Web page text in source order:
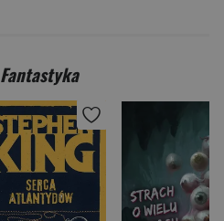
Fantastyka